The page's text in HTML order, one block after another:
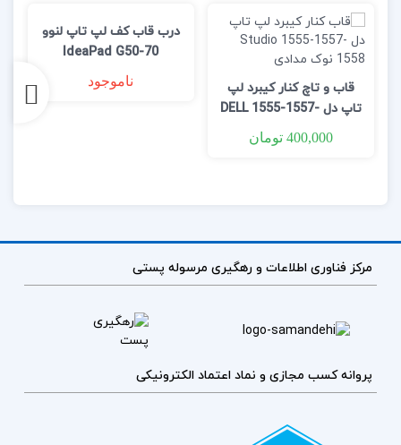
قاب و تاچ کنار کیبرد لپ
تاپ دل DELL 1555-1557-
1558 رنگ سیلور
400,000 تومان
درب قاب کف لپ تاپ لنوو
IdeaPad G50-70
ناموجود
مرکز فناوری اطلاعات و رهگیری مرسوله پستی
پروانه کسب مجازی و نماد اعتماد الکترونیکی